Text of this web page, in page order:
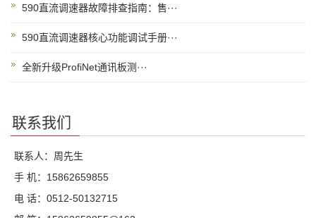
590直流调速器故障排查指南：售···
590直流调速器核心功能调试手册···
全新升级ProfiNet通讯板测···
联系我们
联系人：周先生
手 机：15862659855
电 话：0512-50132715